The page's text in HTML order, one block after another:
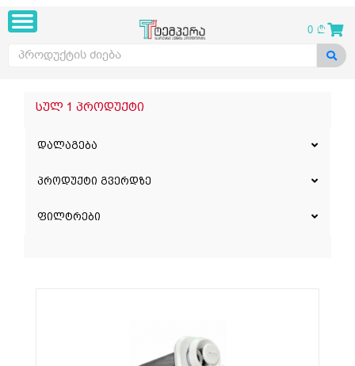
0
სულ 1 პროდუქტი
დალაგება
პროდუქტი გვერდზე
ფილტრები